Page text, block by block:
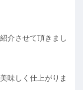
介させて頂きまし
味しく仕上がりま